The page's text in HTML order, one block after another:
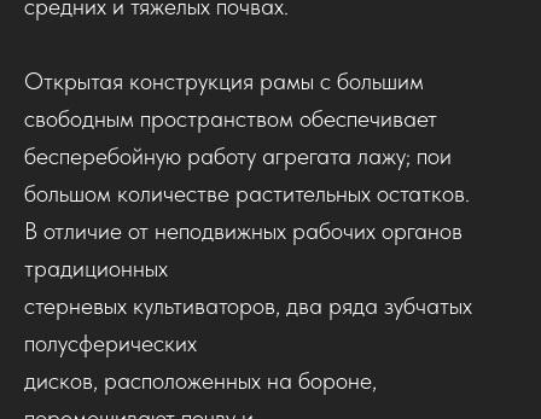
средних и тяжелых почвах.
Открытая конструкция рамы с большим
свободным пространством обеспечивает
бесперебойную работу агрегата лажу; пои
большом количестве растительных остатков.
В отличие от неподвижных рабочих органов
традиционных
стерневых культиваторов, два ряда зубчатых
полусферических
дисков, расположенных на бороне,